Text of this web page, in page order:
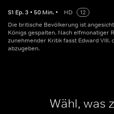
S1 Ep.3 • 50 Min. • HD
12
Die britische Bevölkerung ist
Königs gespalten. Nach elfmonatiger
zunehmender Kritik fasst Edward VIII.
abzugeben.
Wähl, was